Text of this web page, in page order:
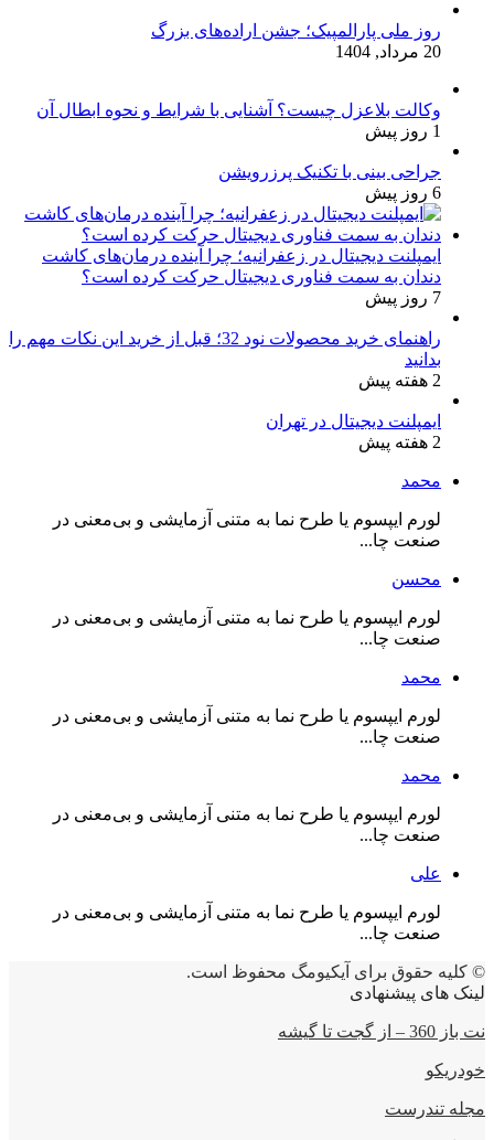
روز ملی پارالمپیک؛ جشن اراده‌های بزرگ
20 مرداد, 1404
وکالت بلاعزل چیست؟ آشنایی با شرایط و نحوه ابطال آن
1 روز پیش
جراحی بینی با تکنیک پرزرویشن
6 روز پیش
ایمپلنت دیجیتال در زعفرانیه؛ چرا آینده درمان‌های کاشت
دندان به سمت فناوری دیجیتال حرکت کرده است؟
7 روز پیش
راهنمای خرید محصولات نود 32؛ قبل از خرید این نکات مهم را
بدانید
2 هفته پیش
ایمپلنت دیجیتال در تهران
2 هفته پیش
محمد
لورم ایپسوم یا طرح‌ نما به متنی آزمایشی و بی‌معنی در
صنعت چا...
محسن
لورم ایپسوم یا طرح‌ نما به متنی آزمایشی و بی‌معنی در
صنعت چا...
محمد
لورم ایپسوم یا طرح‌ نما به متنی آزمایشی و بی‌معنی در
صنعت چا...
محمد
لورم ایپسوم یا طرح‌ نما به متنی آزمایشی و بی‌معنی در
صنعت چا...
علی
لورم ایپسوم یا طرح‌ نما به متنی آزمایشی و بی‌معنی در
صنعت چا...
© کلیه حقوق برای آیکیومگ محفوظ است.
لینک های پیشنهادی
نت باز 360 – از گجت تا گیشه
خودریکو
مجله‌ تندرست